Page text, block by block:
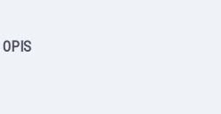
OPIS